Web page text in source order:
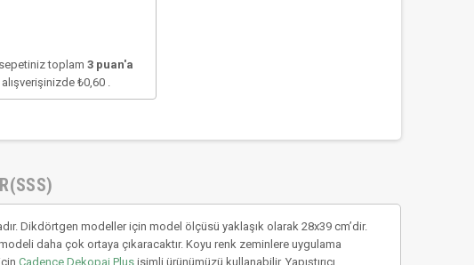
sepetiniz toplam3 puan'a
alışverişinizde₺0,60
Dikdörtgen modeller için model ölçüsü yaklaşık olarak 28x39 cm’dir.
daha çok ortaya çıkaracaktır. Koyu renk zeminlere uygulama
Cadence Dekopaj Plus isimli ürünümüzü kullanabilir. Yapıştırıcı